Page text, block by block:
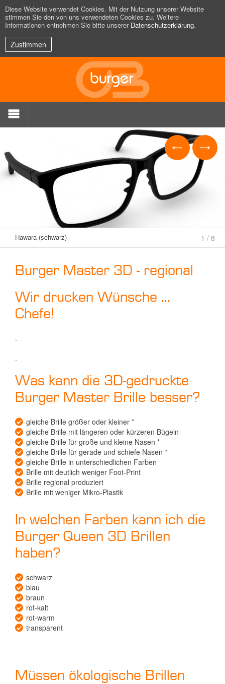
Diese Website verwendet Cookies. Mit der Nutzung unserer Website
stimmen Sie den von uns verwendeten Cookies zu. Weitere
Informationen entnehmen Sie bitte unserer Datenschutzerklärung.
Zustimmen
Hawara (schwarz) 1 / 8
Burger Master 3D - regional
Wir drucken Wünsche ...
Chefe!
.
.
Was kann die 3D-gedruckte
Burger Master Brille besser?
gleiche Brille größer oder kleiner *
gleiche Brille mit längeren oder kürzeren Bügeln
gleiche Brille für große und kleine Nasen *
gleiche Brille für gerade und schiefe Nasen *
gleiche Brille in unterschiedlichen Farben
Brille mit deutlich weniger Foot-Print
Brille regional produziert
Brille mit weniger Mikro-Plastik
In welchen Farben kann ich die
Burger Queen 3D Brillen
haben?
schwarz
blau
braun
rot-kalt
rot-warm
transparent
Müssen ökologische Brillen